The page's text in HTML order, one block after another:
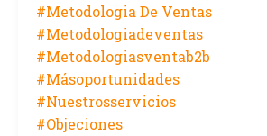
#metodologia De Ventas
#metodologiadeventas
#metodologiasventab2b
#másoportunidades
#nuestrosservicios
#objeciones